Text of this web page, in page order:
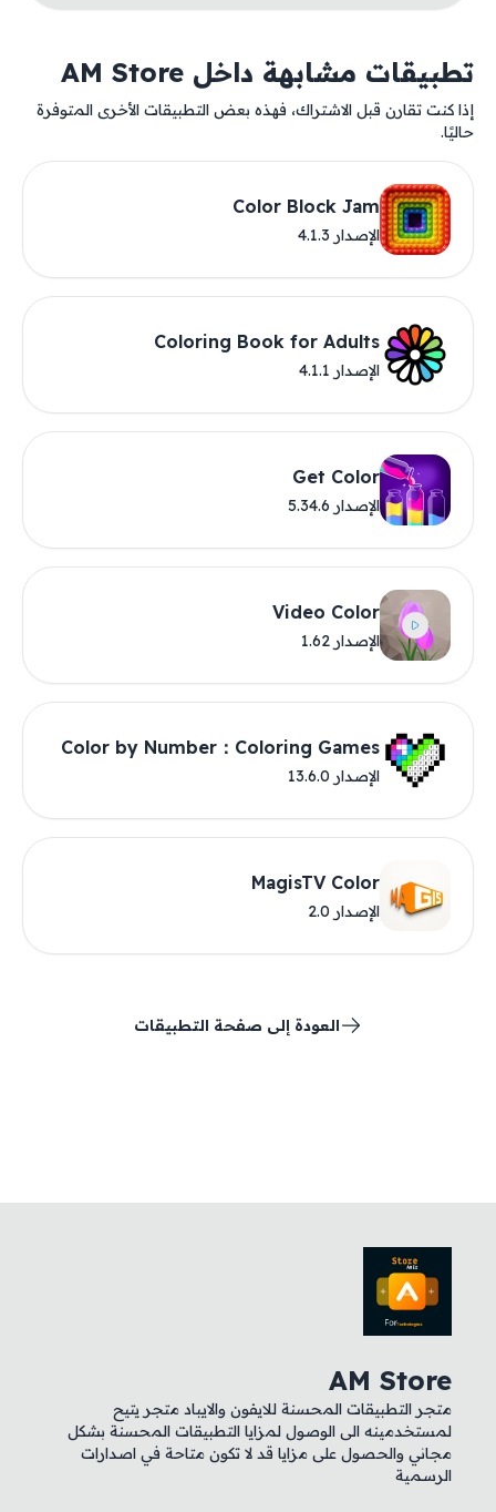
تطبيقات مشابهة داخل AM Store
إذا كنت تقارن قبل الاشتراك، فهذه بعض التطبيقات الأخرى المتوفرة
حاليًا.
Color Block Jam
الإصدار 4.1.3
Coloring Book for Adults
الإصدار 4.1.1
Get Color
الإصدار 5.34.6
Video Color
الإصدار 1.62
Color by Number：Coloring Games
الإصدار 13.6.0
MagisTV Color
الإصدار 2.0
العودة إلى صفحة التطبيقات
AM Store
متجر التطبيقات المحسنة للايفون والايباد متجر يتيح
لمستخدمينه الى الوصول لمزايا التطبيقات المحسنة بشكل
مجاني والحصول على مزايا قد لا تكون متاحة في اصدارات
الرسمية